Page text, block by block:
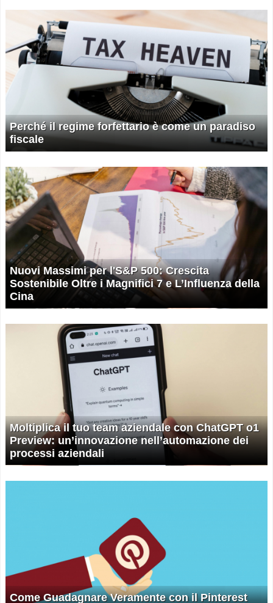
Perché il regime forfettario è come un paradiso
fiscale
Nuovi Massimi per l'S&P 500: Crescita
Sostenibile Oltre i Magnifici 7 e L’Influenza della
Cina
Moltiplica il tuo team aziendale con ChatGPT o1
Preview: un’innovazione nell’automazione dei
processi aziendali
Come Guadagnare Veramente con il Pinterest